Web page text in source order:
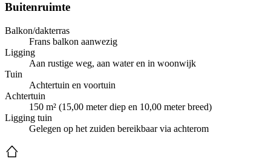
Buitenruimte
Balkon/dakterras
Frans balkon aanwezig
Ligging
Aan rustige weg, aan water en in woonwijk
Tuin
Achtertuin en voortuin
Achtertuin
150 m² (15,00 meter diep en 10,00 meter breed)
Ligging tuin
Gelegen op het zuiden bereikbaar via achterom